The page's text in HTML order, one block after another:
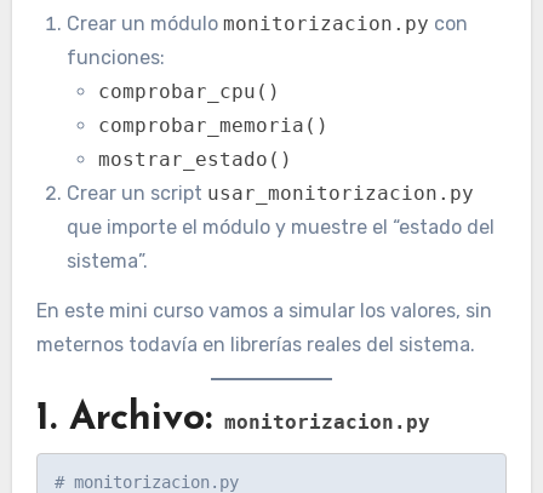
Crear un módulomonitorizacion.py con
funciones:
comprobar_cpu()
comprobar_memoria()
mostrar_estado()
Crear un script usar_monitorizacion.py
que importe el módulo y muestre el “estado del
sistema”.
En este mini curso vamos a simular los valores, sin
meternos todavía en librerías reales del sistema.
1. Archivo: monitorizacion.py
# monitorizacion.py